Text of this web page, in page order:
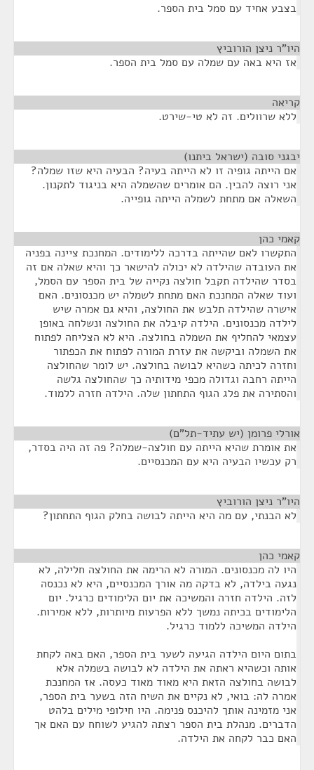
בצבע אחיד עם סמל בית הספר.
היו"ר ניצן הורוביץ
אז היא באה עם שמלה עם סמל בית הספר.
קריאה
ללא שרוולים. זה לא טי-שירט.
יבגני סובה (ישראל ביתנו)
אם הייתה גופיה זו לא הייתה בעיה? הבעיה היא שזו שמלה?
אני רוצה להבין. הם אומרים שהשמלה היא בניגוד לתקנון.
השאלה אם מתחת לשמלה הייתה גופייה.
קאמי כהן
התקשרו לאם שהייתה בדרכה ללימודים. המחנכת ציינה בפניה
את העובדה שהילדה לא יכולה להישאר כך והיא שאלה אם זה
בסדר שהילדה תקבל חולצה נקייה של בית הספר עם הסמל,
ועוד שאלה המחנכת האם מתחת לשמלה יש מכנסונים. האם
אישרה שהילדה תלבש את החולצה, והיא גם אמרה שיש
לילדה מכנסונים. הילדה קיבלה את החולצה ונשלחה באופן
עצמאי להחליף את השמלה בחולצה. היא לא הצליחה לפתוח
את השמלה וביקשה את עזרת המורה לפתוח את הכפתור
וחזרה לכיתה כשהיא לבושה בחולצה. יש לומר שהחולצה
הייתה רחבה וגדולה מכפי מידותיה כך שהחולצה גלשה
והסתירה את פלג הגוף התחתון שלה. הילדה חזרה ללמוד.
אורלי פרומן (יש עתיד-תל"ם)
את אומרת שהיא הייתה עם חולצה-שמלה? פה זה היה בסדר,
רק עכשיו הבעיה היא עם המכנסיים.
היו"ר ניצן הורוביץ
לא הבנתי, עם מה היא הייתה לבושה בחלק הגוף התחתון?
קאמי כהן
היו לה מכנסונים. המורה לא הרימה את החולצה חלילה, לא
נגעה בילדה, לא בדקה מה אורך המכנסיים, היא לא נכנסה
לזה. הילדה חזרה והמשיכה את יום הלימודים כרגיל. יום
הלימודים בכיתה נמשך ללא הפרעות מיותרות, ללא אמירות.
הילדה המשיכה ללמוד כרגיל.
בתום היום הילדה הגיעה לשער בית הספר, האם באה לקחת
אותה וכשהיא ראתה את הילדה לא לבושה בשמלה אלא
לבושה בחולצה הזאת היא מאוד מאוד כעסה. אז המחנכת
אמרה לה: בואי, לא נקיים את השיח הזה בשער בית הספר,
אני מזמינה אותך להיכנס פנימה. היו חילופי מילים בלהט
הדברים. מנהלת בית הספר רצתה להגיע לשוחח עם האם אך
האם כבר לקחה את הילדה.